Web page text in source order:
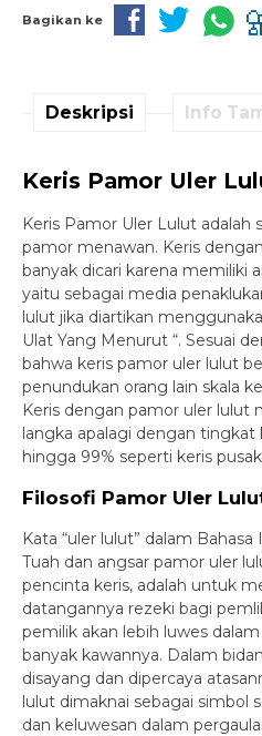
Bagikan ke
Deskripsi Info
Keris Pamor Uler
Keris Pamor Uler Lulut adalah
pamor menawan. Keris
banyak dicari karena memiliki
yaitu sebagai media
lulut jika diartikan
Ulat Yang Menurut “. Sesuai
bahwa keris pamor uler lulut
penundukan orang lain skala
Keris dengan pamor uler
langka apalagi dengan
hingga 99% seperti keris
Filosofi Pamor Uler
Kata “uler lulut” dalam
Tuah dan angsar pamor uler
pencinta keris, adalah untuk
datangannya rezeki bagi
pemilik akan lebih luwes
banyak kawannya. Dalam
disayang dan dipercaya
lulut dimaknai sebagai simbol
dan keluwesan dalam